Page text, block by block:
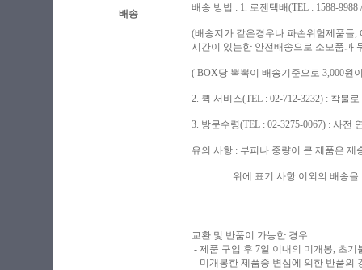
배송
배송 방법 : 1. 로젠택배(TEL : 1588-9988
(배송지가 같은경우나 파손위험제품들
시간이 있는한 안전배송으로 소모품과
( BOX당 뽁뽁이 배송기준으로 3,000원
2. 퀵 서비스(TEL : 02-712-3232) : 착불
3. 방문수령(TEL : 02-3275-0067) : 사전
유의 사항 : 부피나 중량이 큰 제품은
위에 표기 사항 이외의 배송을 원
교환 및 반품이 가능한 경우
- 제품 구입 후 7일 이내의 미개봉, 초
- 미개봉한 제품중 변심에 의한 반품의